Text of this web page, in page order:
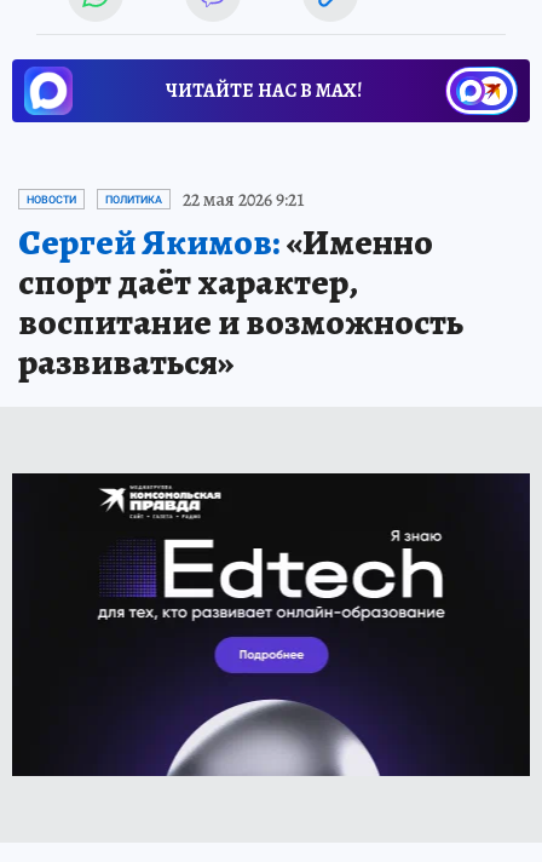
ЧИТАЙТЕ НАС В МАХ!
НОВОСТИ ПОЛИТИКА 22 мая 2026 9:21
Сергей Якимов:«Именно
спорт даёт характер,
воспитание и возможность
развиваться»